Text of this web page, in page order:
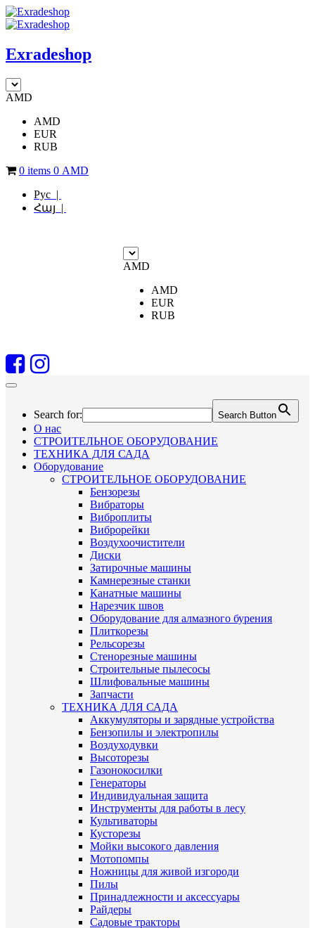
Exradeshop
AMD
AMD
EUR
RUB
0 items 0 AMD
Рус |
Հայ |
AMD
AMD
EUR
RUB
Search for: Search Button
О нас
СТРОИТЕЛЬНОЕ ОБОРУДОВАНИЕ
ТЕХНИКА ДЛЯ САДА
Оборудование
СТРОИТЕЛЬНОЕ ОБОРУДОВАНИЕ
Бензорезы
Вибраторы
Виброплиты
Виброрейки
Воздухоочистители
Диски
Затирочные машины
Камнерезные станки
Канатные машины
Нарезчик швов
Оборудование для алмазного бурения
Плиткорезы
Рельсорезы
Стенорезные машины
Строительные пылесосы
Шлифовальные машины
Запчасти
ТЕХНИКА ДЛЯ САДА
Аккумуляторы и зарядные устройства
Бензопилы и электропилы
Воздуходувки
Высоторезы
Газонокосилки
Генераторы
Индивидуальная защита
Инструменты для работы в лесу
Культиваторы
Кусторезы
Мойки высокого давления
Мотопомпы
Ножницы для живой изгороди
Пилы
Принадлежности и аксессуары
Райдеры
Садовые тракторы